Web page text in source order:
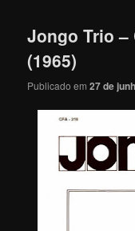
Jongo Trio –
(1965)
Publicado em27 de